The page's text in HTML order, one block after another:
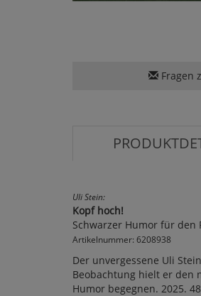
Fragen
Uli Stein:
Kopf hoch!
Schwarzer Humor für den
Artikelnummer: 6208938
Der unvergessene Uli
Beobachtung hielt er den
Humor begegnen. 2025.